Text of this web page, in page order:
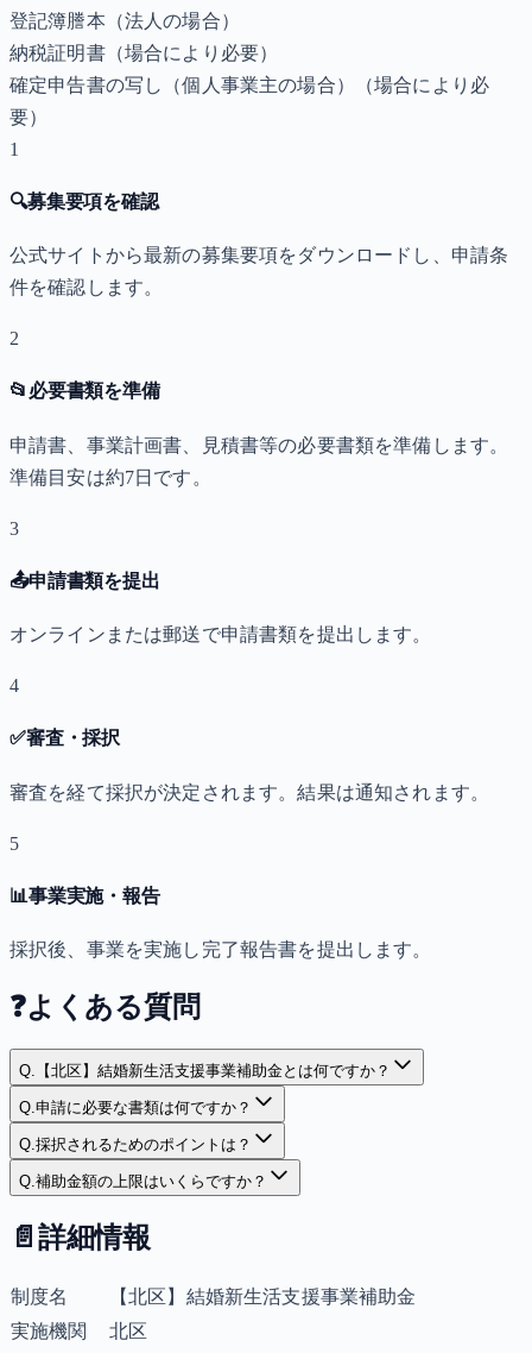
登記簿謄本（法人の場合）
納税証明書（場合により必要）
確定申告書の写し（個人事業主の場合）
（場合により必
要）
1
🔍募集要項を確認
公式サイトから最新の募集要項をダウンロードし、申請条
件を確認します。
2
📂 必要書類を準備
申請書、事業計画書、見積書等の必要書類を準備します。
準備目安は約7日です。
3
📤申請書類を提出
オンラインまたは郵送で申請書類を提出します。
4
✅審査・採択
審査を経て採択が決定されます。結果は通知されます。
5
📊事業実施・報告
採択後、事業を実施し完了報告書を提出します。
❓よくある質問
Q. 【北区】結婚新生活支援事業補助金とは何ですか？
Q.申請に必要な書類は何ですか？
Q.採択されるためのポイントは？
Q.補助金額の上限はいくらですか？
📄 詳細情報
制度名
【北区】結婚新生活支援事業補助金
実施機関
北区